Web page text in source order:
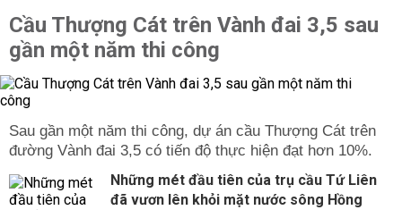
Cầu Thượng Cát trên Vành đai 3,5 sau
gần một năm thi công
Sau gần một năm thi công, dự án cầu Thượng Cát trên
đường Vành đai 3,5 có tiến độ thực hiện đạt hơn 10%.
Những mét đầu tiên của trụ cầu Tứ Liên
đã vươn lên khỏi mặt nước sông Hồng